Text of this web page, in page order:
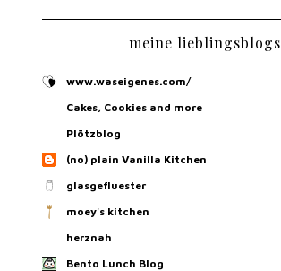
meine lieblingsblogs
www.waseigenes.com/
Cakes, Cookies and more
Plötzblog
(no) plain Vanilla Kitchen
glasgefluester
moey's kitchen
herznah
Bento Lunch Blog